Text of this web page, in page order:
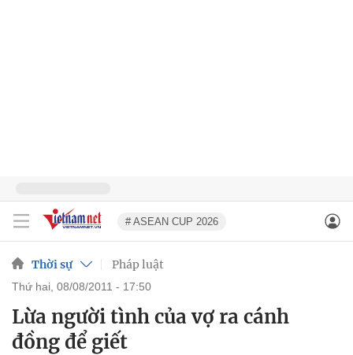
# ASEAN CUP 2026
Thời sự Pháp luật
thứ hai, 08/08/2011 - 17:50
Lừa người tình của vợ ra cánh
đồng để giết